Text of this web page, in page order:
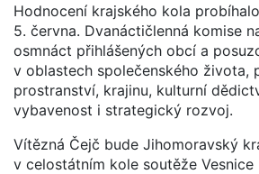
Hodnocení krajského kola
5. června. Dvanáctičlenná komise
osmnáct přihlášených obcí a
v oblastech společenského života,
prostranství, krajinu, kulturní
vybavenost i strategický rozvoj.
Vítězná Čejč bude Jihomoravský
v celostátním kole soutěže Vesnice